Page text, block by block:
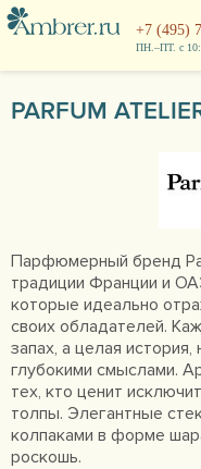
+7 (495)
ПН.–ПТ. с
PARFUM
Парфюмерный бренд
традиции Франции и
которые идеально
своих обладателей.
запах, а целая
глубокими смыслами.
тех, кто ценит
толпы. Элегантные
колпаками в форме
роскошь.